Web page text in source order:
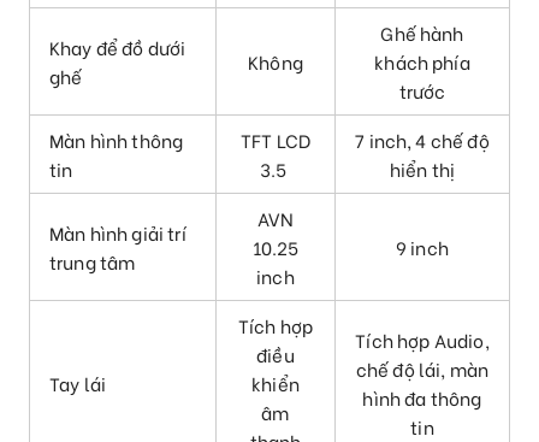
Khay để đồ dưới
ghế
Không
Ghế hành
khách phía
trước
Màn hình thông
tin
TFT LCD
3.5
7 inch, 4 chế độ
hiển thị
Màn hình giải trí
trung tâm
AVN
10.25
inch
9 inch
Tay lái
Tích hợp
điều
khiển
âm
Tích hợp Audio,
chế độ lái, màn
hình đa thông
tin